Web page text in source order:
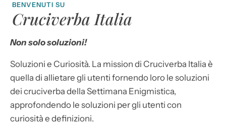
BENVENUTI SU
Cruciverba Italia
Non solo soluzioni!
Soluzioni e Curiosità. La mission di Cruciverba Italia è
quella di allietare gli utenti fornendo loro le soluzioni
dei cruciverba della Settimana Enigmistica,
approfondendo le soluzioni per gli utenti con
curiosità e definizioni.